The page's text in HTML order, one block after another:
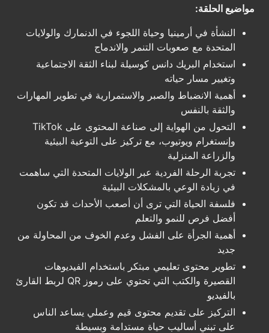
مواضيع الحلقة:
النشأة في أرمينيا وحياة اللجوء في الدنمارك والولايات
المتحدة مع صعوبات التنمر والاندماج
استخدام البريك دانس كوسيلة لبناء الثقة الاجتماعية
وتغيير مسار حياته
أهمية الانضباط والصبر والاستمرارية في تطوير المهارات
والثقة بالنفس
التحول من الهواية إلى صناعة المحتوى على TikTok
وإنستغرام ويوتيوب، مع تركيز على التوعية البيئية
والزراعة المنزلية
تجربة الرحلة الفردية عبر الولايات المتحدة التي ساهمت
في زيادة الوعي بالمشكلات البيئية
فلسفة الحياة التي ترى أن أصعب الأحداث قد تكون
أفضل فرص للنمو والتعلم
أهمية الجرأة على الفشل وعدم الخوف من المحاولة من
جديد
تطوير محتوى تعليمي مبتكر باستخدام الفيديوهات
القصيرة والكتب التي تحتوي على رموز QR لربط القارئ
بالفيديو
التركيز على تقديم محتوى قيم وعملي يساعد الناس
على تبني أساليب حياة مستدامة وبسيطة